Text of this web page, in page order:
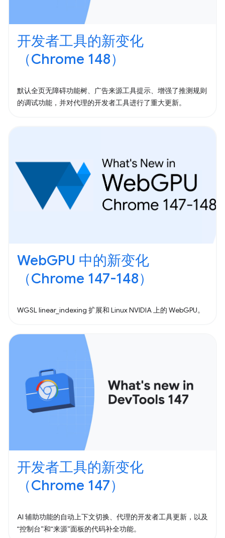
开发者工具的新变化
（Chrome 148）
默认全页无障碍功能树、广告来源工具提示、增强了推测规则
的调试功能，并对代理的开发者工具进行了重大更新。
WebGPU 中的新变化
（Chrome 147-148）
WGSL linear_indexing 扩展和 Linux NVIDIA 上的 WebGPU。
开发者工具的新变化
（Chrome 147）
AI 辅助功能的自动上下文切换、代理的开发者工具更新，以及
“控制台”和“来源”面板的代码补全功能。